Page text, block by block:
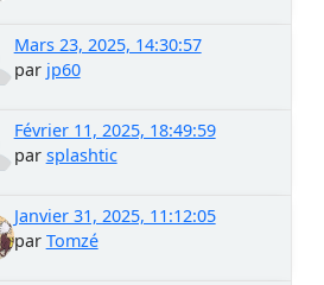
Mars 23, 2025, 14:30:57
par jp60
Février 11, 2025, 18:49:59
par splashtic
Janvier 31, 2025, 11:12:05
par Tomzé